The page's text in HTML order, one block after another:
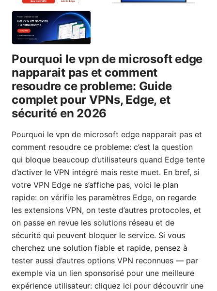
Pourquoi le vpn de microsoft edge
napparait pas et comment
resoudre ce probleme: Guide
complet pour VPNs, Edge, et
sécurité en 2026
Pourquoi le vpn de microsoft edge napparait pas et
comment resoudre ce probleme: c’est la question
qui bloque beaucoup d’utilisateurs quand Edge tente
d’activer le VPN intégré mais reste muet. En bref, si
votre VPN Edge ne s’affiche pas, voici le plan
rapide: on vérifie les paramètres Edge, on regarde
les extensions VPN, on teste d’autres protocoles, et
on passe en revue les solutions réseau et de
sécurité qui peuvent bloquer le service. Si vous
cherchez une solution fiable et rapide, pensez à
tester aussi d’autres options VPN reconnues — par
exemple via un lien sponsorisé pour une meilleure
expérience utilisateur: cliquez ici pour découvrir une